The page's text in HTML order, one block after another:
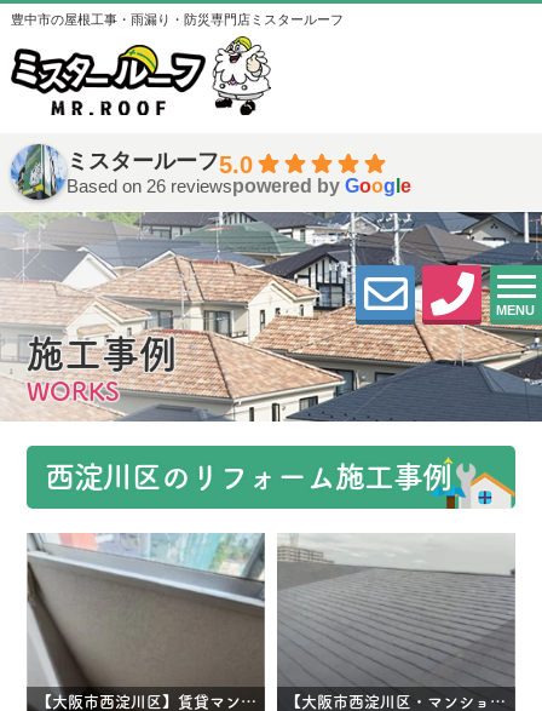
豊中市の屋根工事・雨漏り・防災専門店ミスタールーフ
MENU
ミスタールーフ5.0
Based on 26 reviewspowered by Goog e
施工事例
WORKS
西淀川区のリフォーム施工事例
【大阪市西淀川区】賃貸マンション雨漏り修繕工事【大阪市西淀川区・マンション】